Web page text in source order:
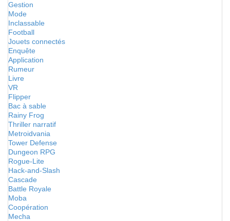
Gestion
Mode
Inclassable
Football
Jouets connectés
Enquête
Application
Rumeur
Livre
VR
Flipper
Bac à sable
Rainy Frog
Thriller narratif
Metroidvania
Tower Defense
Dungeon RPG
Rogue-Lite
Hack-and-Slash
Cascade
Battle Royale
Moba
Coopération
Mecha